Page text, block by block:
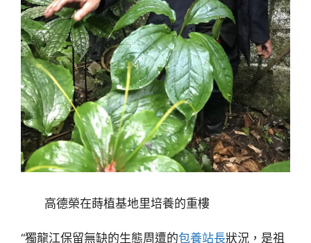
高德榮在蒔植基地里培養的重樓
“獨龍江保留無缺的生態周遭的包養站長狀況，是祖